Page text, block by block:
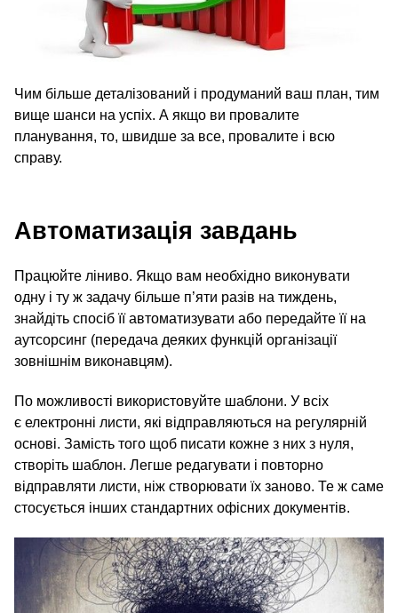
Чим більше деталізований і продуманий ваш план, тим
вище шанси на успіх. А якщо ви провалите
планування, то, швидше за все, провалите і всю
справу.
Автоматизація завдань
Працюйте ліниво. Якщо вам необхідно виконувати
одну і ту ж задачу більше п’яти разів на тиждень,
знайдіть спосіб її автоматизувати або передайте її на
аутсорсинг (передача деяких функцій організації
зовнішнім виконавцям).
По можливості використовуйте шаблони. У всіх
є електронні листи, які відправляються на регулярній
основі. Замість того щоб писати кожне з них з нуля,
створіть шаблон. Легше редагувати і повторно
відправляти листи, ніж створювати їх заново. Те ж саме
стосується інших стандартних офісних документів.